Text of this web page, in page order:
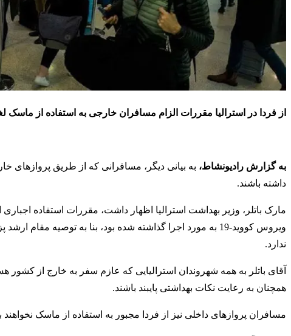
از فردا در استرالیا مقررات الزام مسافران خارجی به استفاده از ماسک
به گزارش رادیونشاط، به بیانی دیگر، مسافرانی که از طریق پروازهای
داشته باشند.
ویروس کووید-19 به مورد اجرا گذاشته شده بود، بنا به
ندارد.
همچنان به رعایت نکات بهداشتی پایبند باشند.
مسافران پروازهای داخلی نیز از فردا مجبور به استفاده از ماسک نخواهند